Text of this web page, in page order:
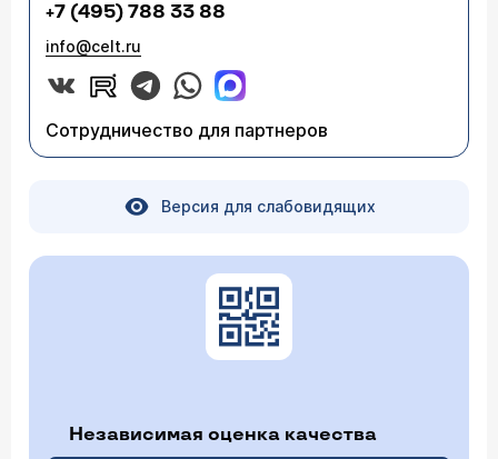
+7 (495) 788 33 88
info@celt.ru
Сотрудничество для партнеров
Версия для слабовидящих
Независимая оценка качества